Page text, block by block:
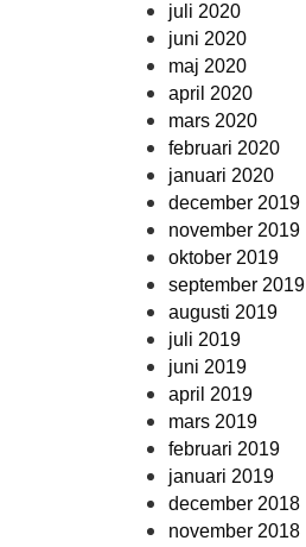
juli 2020
juni 2020
maj 2020
april 2020
mars 2020
februari 2020
januari 2020
december 2019
november 2019
oktober 2019
september 2019
augusti 2019
juli 2019
juni 2019
april 2019
mars 2019
februari 2019
januari 2019
december 2018
november 2018